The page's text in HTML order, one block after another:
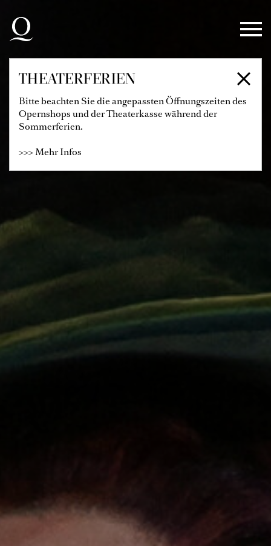
Zur Hauptnavigation springen
Zum Hauptinhalt springen
Zum Footer springen
THEATERFERIEN
Bitte beachten Sie die angepassten Öffnungszeiten des
Opernshops und der Theaterkasse während der
Sommerferien.
>>> Mehr Infos